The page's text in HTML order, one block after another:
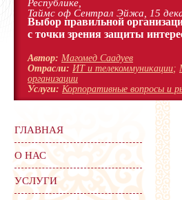
Республике,
Таймс оф Сентрал Эйжа, 15
Выбор правильной
с точки зрения защиты
Автор: Магомед Саадуев
Отрасли: ИТ и телекоммуникации;
организации
Услуги: Корпоративные вопросы и
ГЛАВНАЯ
О НАС
УСЛУГИ